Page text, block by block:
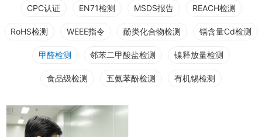
CPC认证 EN71检测 MSDS报告 REACH检测
RoHS检测 WEEE指令 酚类化合物检测 镉含量Cd检测
甲醛检测 邻苯二甲酸盐检测 镍释放量检测
食品级检测 五氨苯酚检测 有机锡检测